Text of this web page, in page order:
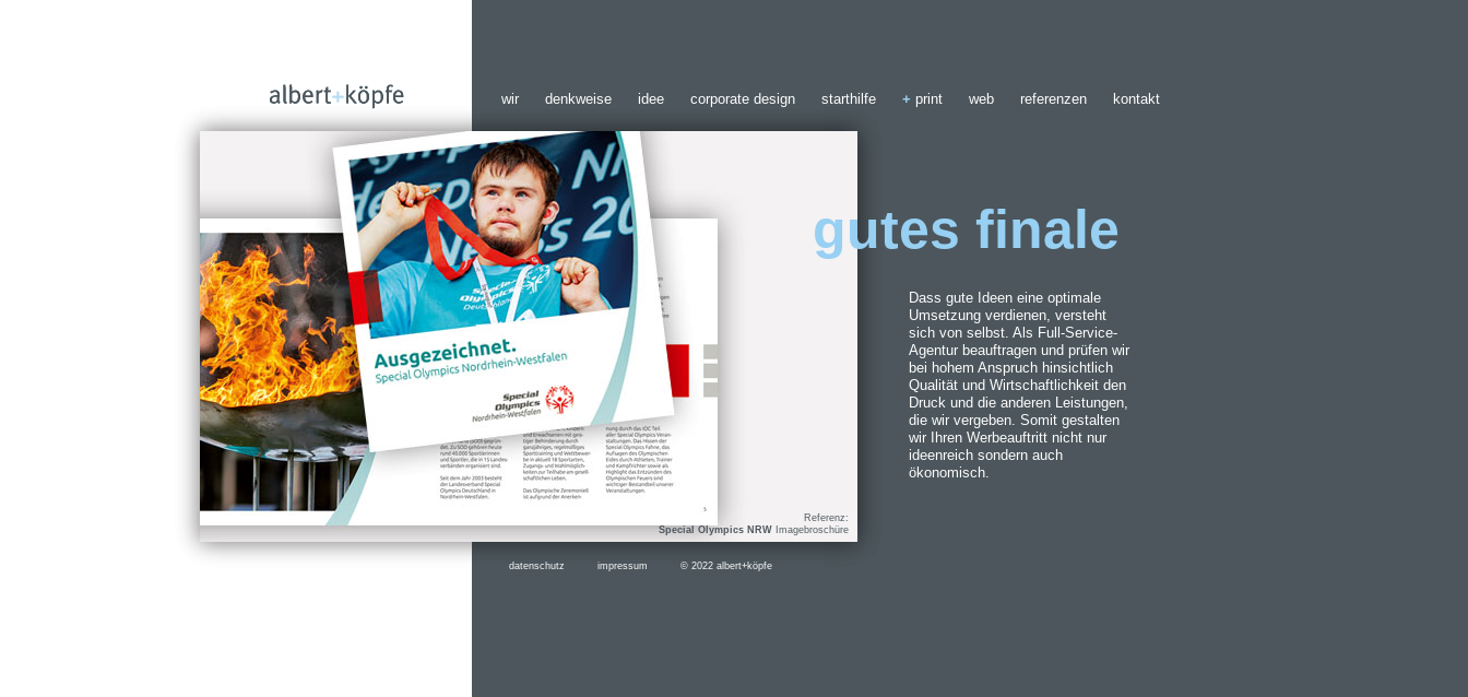
wir denkweise idee corporate design starthilfe + print web referenzen kontakt
Dass gute Ideen eine optimale
Umsetzung verdienen, versteht
sich von selbst. Als Full-Service-
Agentur beauftragen und prüfen wir
bei hohem Anspruch hinsichtlich
Qualität und Wirtschaftlichkeit den
Druck und die anderen Leistungen,
die wir vergeben. Somit gestalten
wir Ihren Werbeauftritt nicht nur
ideenreich sondern auch
ökonomisch.
gutes finale
Referenz:
Special Olympics NRW Imagebroschüre
datenschutz impressum © 2022 albert+köpfe